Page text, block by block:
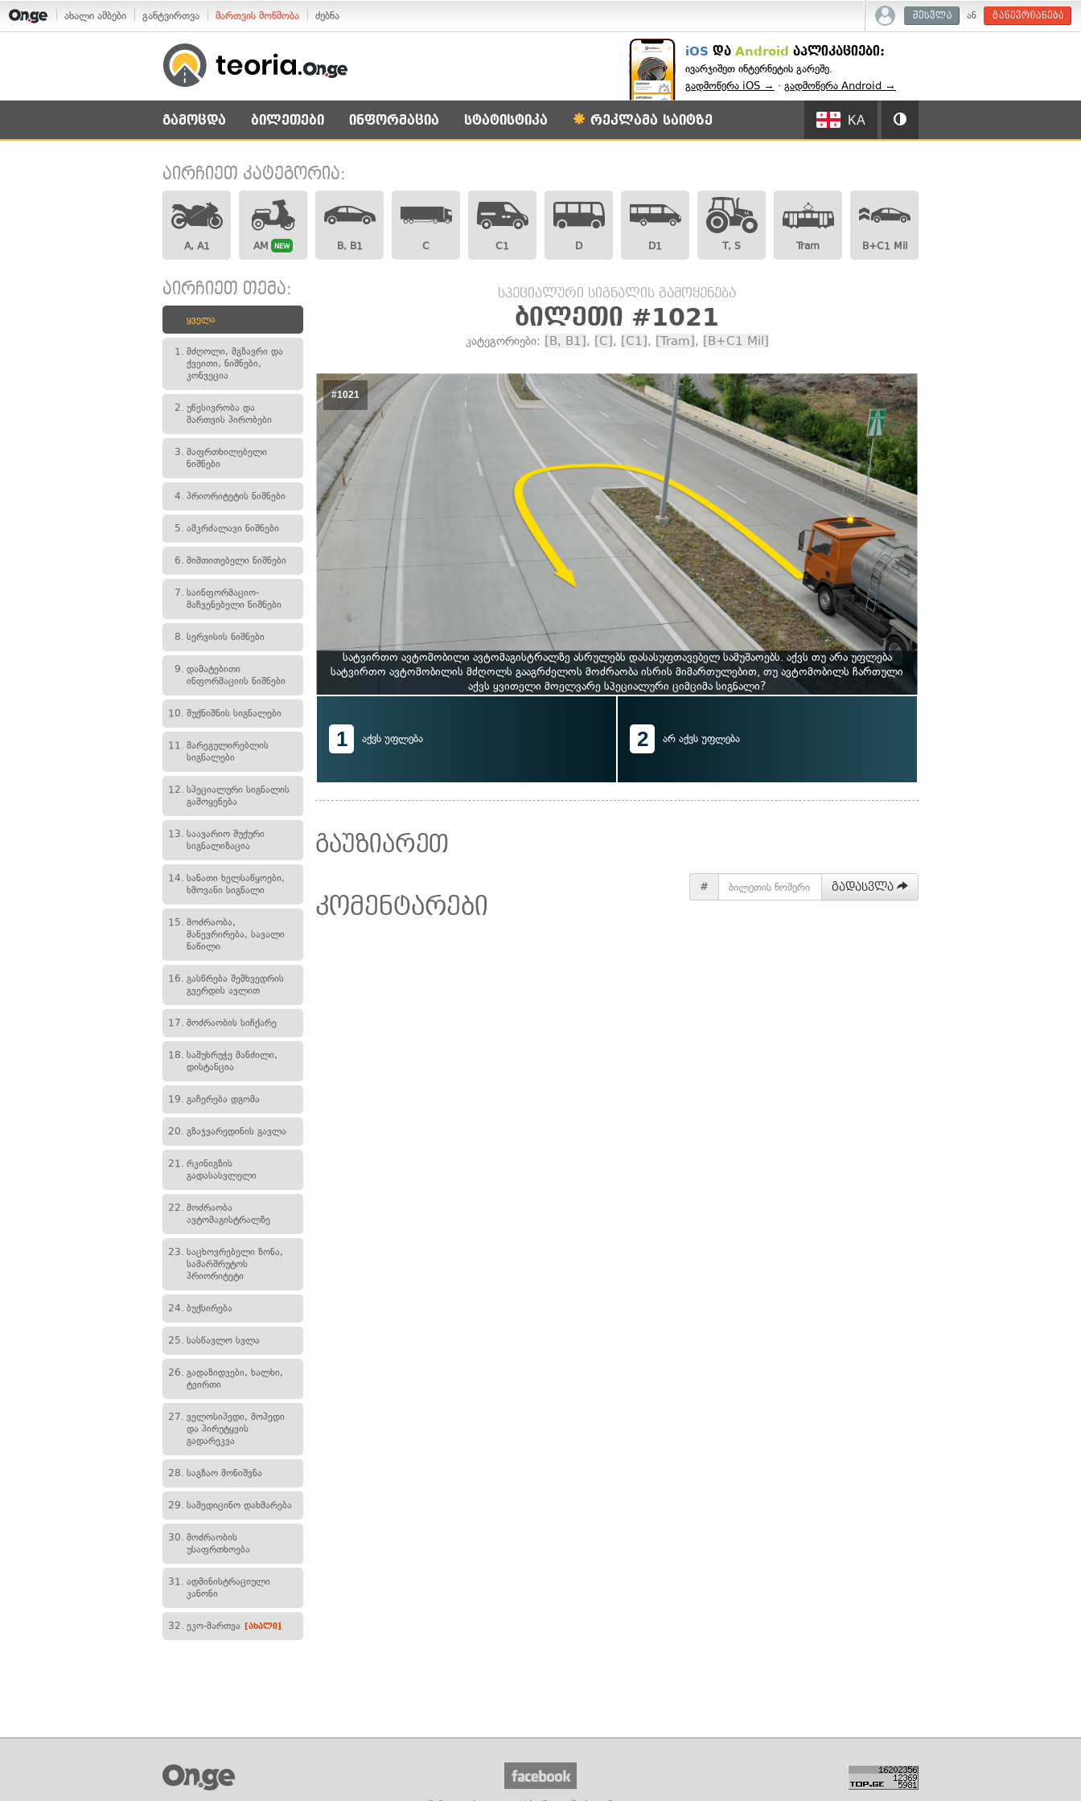
ახალი ამბები განტვირთვა მართვის მოწმობა ძებნა შესვლა ან გაწევრიანება
iOS და Android აპლიკაციები:
ივარჯიშეთ ინტერნეტის გარეშე.
გადმოწერა iOS → · გადმოწერა Android →
გამოცდა ბილეთები ინფორმაცია სტატისტიკა რეკლამა საიტზე KA
აირჩიეთ კატეგორია:
A, A1 AM NEW B, B1 C C1 D D1 T, S Tram B+C1 Mil
აირჩიეთ თემა:
ყველა
1. მძღოლი, მგზავრი და
ქვეითი, ნიშნები,
კონვეცია
2. უწესივრობა და
მართვის პირობები
3. მაფრთხილებელი
ნიშნები
4. პრიორიტეტის ნიშნები
5. ამკრძალავი ნიშნები
6. მიმთითებელი ნიშნები
7. საინფორმაციო-
მაჩვენებელი ნიშნები
8. სერვისის ნიშნები
9. დამატებითი
ინფორმაციის ნიშნები
10. შუქნიშნის სიგნალები
11. მარეგულირებლის
სიგნალები
12. სპეციალური სიგნალის
გამოყენება
13. საავარიო შუქური
სიგნალიზაცია
14. სანათი ხელსაწყოები,
ხმოვანი სიგნალი
15. მოძრაობა,
მანევრირება, სავალი
ნაწილი
16. გასწრება შემხვედრის
გვერდის ავლით
17. მოძრაობის სიჩქარე
18. სამუხრუჭე მანძილი,
დისტანცია
19. გაჩერება დგომა
20. გზაჯვარედინის გავლა
21. რკინიგზის
გადასასვლელი
22. მოძრაობა
ავტომაგისტრალზე
23. საცხოვრებელი ზონა,
სამარშრუტოს
პრიორიტეტი
24. ბუქსირება
25. სასწავლო სვლა
26. გადაზიდვები, ხალხი,
ტვირთი
27. ველოსიპედი, მოპედი
და პირუტყვის
გადარეკვა
28. საგზაო მონიშვნა
29. სამედიცინო დახმარება
30. მოძრაობის
უსაფრთხოება
31. ადმინისტრაციული
კანონი
32. ეკო-მართვა [ახალი]
სპეციალური სიგნალის გამოყენება
ბილეთი #1021
კატეგორიები: [B, B1], [C], [C1], [Tram], [B+C1 Mil]
#1021
სატვირთო ავტომობილი ავტომაგისტრალზე ასრულებს დასასუფთავებელ სამუშაოებს. აქვს თუ არა უფლება
სატვირთო ავტომობილის მძღოლს გააგრძელოს მოძრაობა ისრის მიმართულებით, თუ ავტომობილს ჩართული
აქვს ყვითელი მოელვარე სპეციალური ციმციმა სიგნალი?
1 აქვს უფლება 2 არ აქვს უფლება
# გადასვლა
გაუზიარეთ
კომენტარები